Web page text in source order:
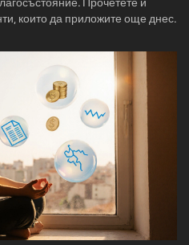
които да приложите още днес.